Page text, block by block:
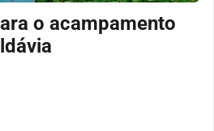
o acampamento